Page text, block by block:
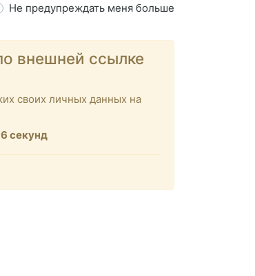
Не предупреждать меня больше
внешней ссылке
своих личных данных на
6 секунд